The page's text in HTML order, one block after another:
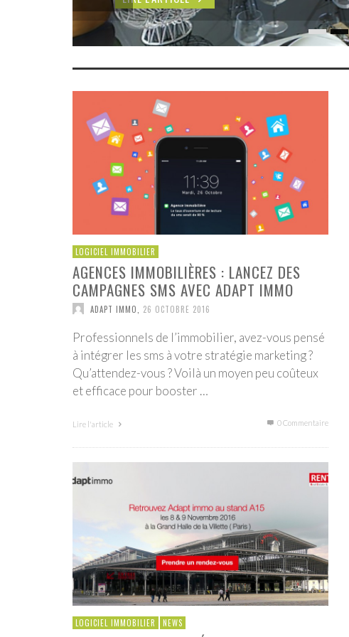
LOGICIEL IMMOBILIER
AGENCES IMMOBILIÈRES : LANCEZ DES
CAMPAGNES SMS AVEC ADAPT IMMO
ADAPT IMMO 26 OCTOBRE 2016
Professionnels de l’immobilier, avez-vous pensé
à intégrer les sms à votre stratégie marketing ?
Qu’attendez-vous ? Voilà un moyen peu coûteux
et efficace pour booster …
Lire l'article 0 Commentaire
LOGICIEL IMMOBILIER NEWS